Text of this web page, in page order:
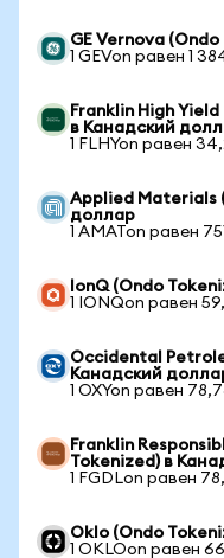
GE Vernova
1 GEVon равен 1
Franklin High
в Канадский
1 FLHYon равен
Applied Materials
доллар
1 AMATon равен
IonQ (Ondo
1 IONQon равен
Occidental
Канадский
1 OXYon равен
Franklin
Tokenized) в
1 FGDLon равен
Oklo (Ondo
1 OKLOon равен